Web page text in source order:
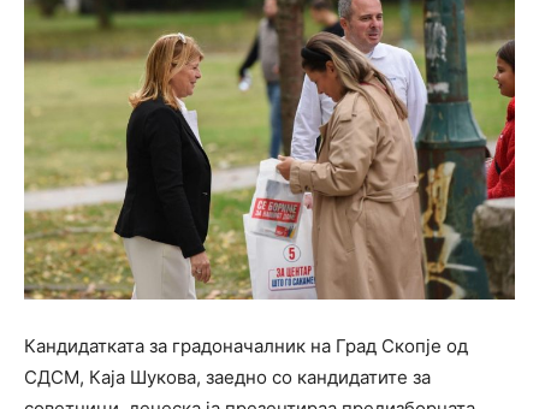
Кандидатката за градоначалник на Град Скопје од
СДСМ, Каја Шукова, заедно со кандидатите за